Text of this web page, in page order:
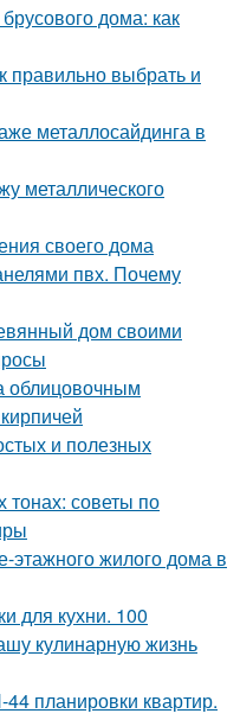
дома: как
выбрать и
металлосайдинга в
металлического
своего дома
пвх. Почему
дом своими
облицовочным
и полезных
советы по
этажного жилого дома в
для кухни. 100
кулинарную жизнь
планировки квартир.